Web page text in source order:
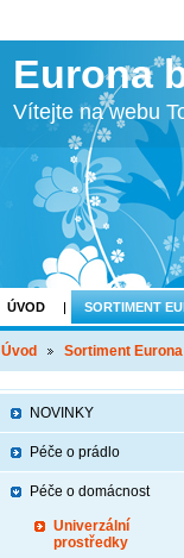
Eurona
Vítejte na webu
ÚVOD SORTIMENT
Úvod Sortiment Eurona
NOVINKY
Péče o prádlo
Péče o domácnost
Univerzální
prostředky